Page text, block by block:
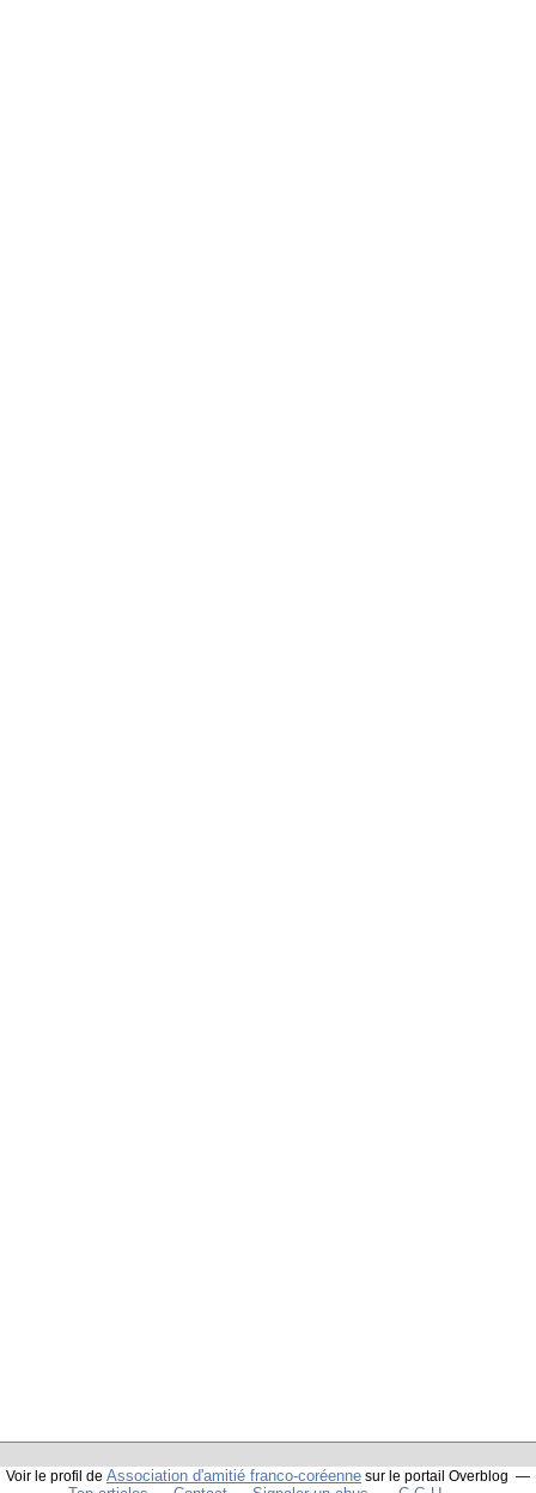
Voir le profil de Association d'amitié franco-coréenne sur le portail Overblog